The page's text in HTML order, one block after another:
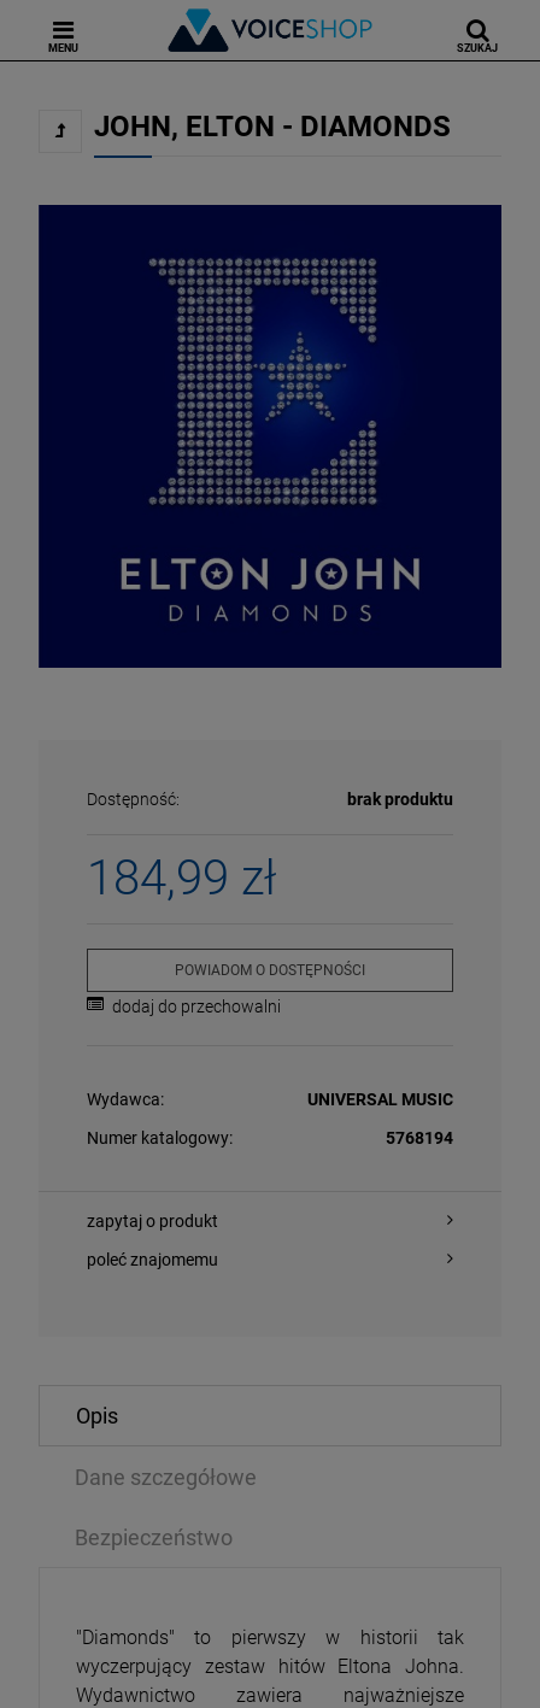
MENU SZUKAJ
ANDRZEJ - WIELKI SZU - EDYCJA 2024
JOHN, ELTON - DIAMONDS
Dostępność: brak produktu
184,99 zł
POWIADOM O DOSTĘPNOŚCI
dodaj do przechowalni
Wydawca:
UNIVERSAL MUSIC
Numer katalogowy:
5768194
zapytaj o produkt
poleć znajomemu
Opis
Dane szczegółowe
Bezpieczeństwo
"Diamonds" to pierwszy w historii tak
wyczerpujący zestaw hitów Eltona Johna.
Wydawnictwo zawiera najważniejsze